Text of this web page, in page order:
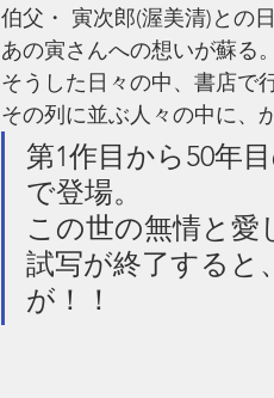
伯父・ 寅次郎(渥美清)との
あの寅さんへの想いが蘇る。
そうした日々の中、書店で
その列に並ぶ人々の中に、
第1作目から50年
で登場。
この世の無情と
試写が終了すると
が！！